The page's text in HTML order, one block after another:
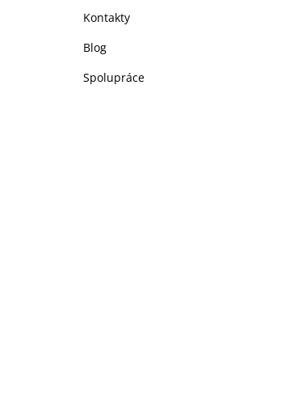
Kontakty
Blog
Spolupráce